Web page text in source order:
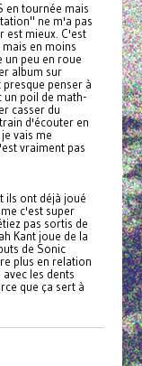
en tournée mais
ne m'a pas
est mieux. C'est
en moins
un peu en roue
album sur
penser à
un poil de math-
casser du
d'écouter en
vais me
vraiment pas
ils ont déjà joué
c'est super
pas sortis de
Kant joue de la
de Sonic
plus en relation
les dents
que ça sert à